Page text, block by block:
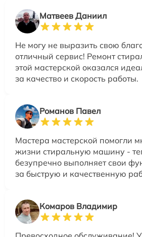
Матвеев Даниил
Не могу не выразить свою
отличный сервис! Ремонт
этой мастерской оказался
за качество и скорость работы.
Романов Павел
Мастера мастерской помогли
жизни стиральную машину -
безупречно выполняет свои
за быструю и качественную
Комаров Владимир